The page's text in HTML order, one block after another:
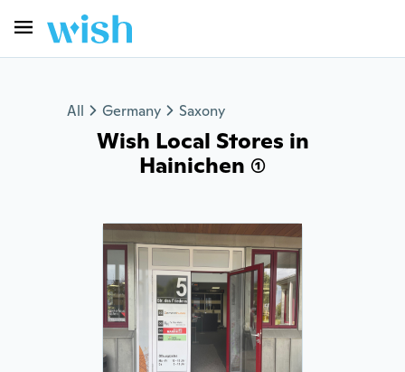
All Germany Saxony
Wish Local Stores in
Hainichen (1)